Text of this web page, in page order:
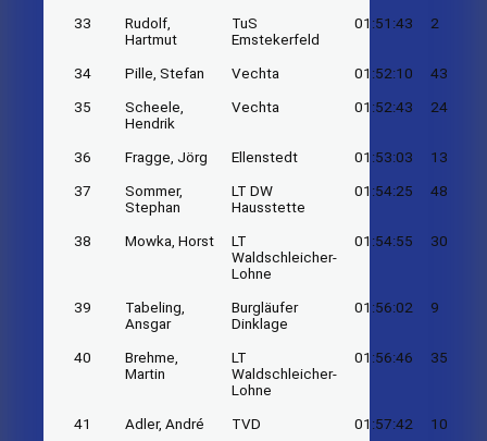
33
Rudolf,
Hartmut
TuS
Emstekerfeld
01:51:43 2
34 Pille, Stefan Vechta 01:52:10 43
35
Scheele,
Hendrik
Vechta 01:52:43 24
36 Fragge, Jörg Ellenstedt 01:53:03 13
37
Sommer,
Stephan
LT DW
Hausstette
01:54:25 48
38 Mowka, Horst
LT
Waldschleicher-
Lohne
01:54:55 30
39
Tabeling,
Ansgar
Burgläufer
Dinklage
01:56:02 9
40
Brehme,
Martin
LT
Waldschleicher-
Lohne
01:56:46 35
41 Adler, André TVD 01:57:42 10